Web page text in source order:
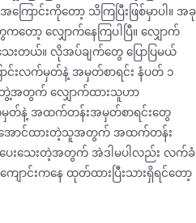
ာင်းကိုတော့ သိ​ကြပြီး​ဖြစ်မှာပါ။ အခု
ော့ လျှောက်နေကြပါပြီ။ လျှောက်
းတယ်။ လိုအပ်ချက်တွေ ပြောပြမယ်
ာင်းလက်မှတ်နဲ့ အမှတ်စာရင်း နံပတ် ၁
ဘွဲ့အတွက် လျှောက်ထားသူဟာ
မှတ်နဲ့ အထက်တန်းအမှတ်စာရင်းတွေ
အောင်ထားတဲ့သူအတွက် အထက်တန်း
ပေးသေးတဲ့အတွက် အဲဒါမပါလည်း လက်ခံ
ောင်းကနေ ထုတ်ထားပြီးသားရှိရင်တော့